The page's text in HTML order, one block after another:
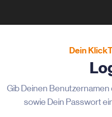
Dein
Gib Deinen
sowie Dein Passwort